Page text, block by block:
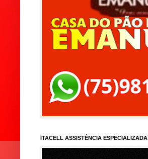
ITACELL ASSISTÊNCIA ESPECIALIZADA